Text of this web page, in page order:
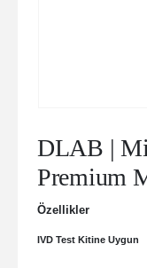
DLAB |
Premium
Özellikler
IVD Test Kitine Uygun